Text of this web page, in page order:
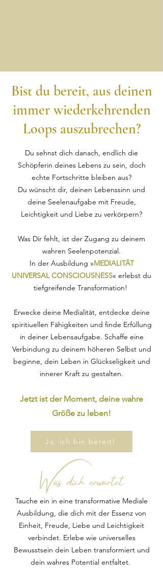
Bist du bereit, aus deinen
immer wiederkehrenden
Loops auszubrechen?
Du sehnst dich danach, endlich die
Schöpferin deines Lebens zu sein, doch
echte Fortschritte bleiben aus?
Du wünscht dir, deinen Lebenssinn und
deine Seelenaufgabe mit Freude,
Leichtigkeit und Liebe zu verkörpern?
Was Dir fehlt, ist der Zugang zu deinem
wahren Seelenpotenzial.
In der Ausbildung »MEDIALITÄT
UNIVERSAL CONSCIOUSNESS« erlebst du
tiefgreifende Transformation!
Erwecke deine Medialität, entdecke deine
spiritiuellen Fähigkeiten und finde Erfüllung
in deiner Lebensaufgabe. Schaffe eine
Verbindung zu deinem höheren Selbst und
beginne, dein Leben in Glückseligkeit und
innerer Kraft zu gestalten.
Jetzt ist der Moment, deine wahre
Größe zu leben!
Ja, ich bin bereit!
Was dich erwartet
Tauche ein in eine transformative Mediale
Ausbildung, die dich mit der Essenz von
Einheit, Freude, Liebe und Leichtigkeit
verbindet. Erlebe wie universelles
Bewusstsein dein Leben transformiert und
dein wahres Potential entfaltet.